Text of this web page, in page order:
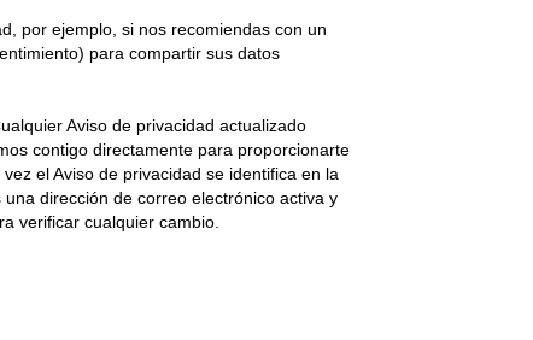
por ejemplo, si nos recomiendas con un
para compartir sus datos
Aviso de privacidad actualizado
contigo directamente para proporcionarte
el Aviso de privacidad se identifica en la
dirección de correo electrónico activa y
verificar cualquier cambio.